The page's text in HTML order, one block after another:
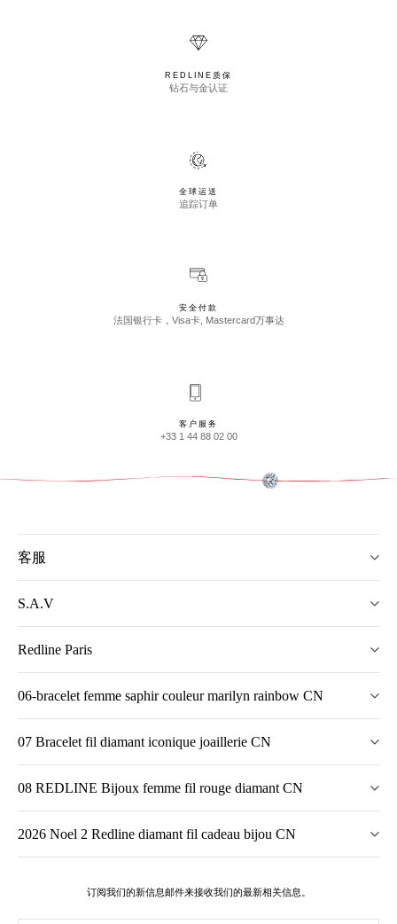
REDLINE质保
钻石与金认证
全球运送
追踪订单
安全付款
法国银行卡，Visa卡, Mastercard万事达
客户服务
+33 1 44 88 02 00
客服
S.A.V
Redline Paris
06-bracelet femme saphir couleur marilyn rainbow CN
07 Bracelet fil diamant iconique joaillerie CN
08 REDLINE Bijoux femme fil rouge diamant CN
2026 Noel 2 Redline diamant fil cadeau bijou CN
订阅我们的新信息邮件来接收我们的最新相关信息。